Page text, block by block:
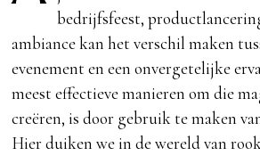
bedrijfsfeest,
ambiance kan het verschil maken
evenement en een onvergetelijke
meest effectieve manieren om die
creëren, is door gebruik te maken
Hier duiken we in de wereld van